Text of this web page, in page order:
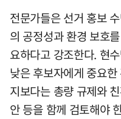
전문가들은 선거 홍보
의 공정성과 환경 보호
요하다고 강조한다. 현
낮은 후보자에게 중요
지보다는 총량 규제와
안 등을 함께 검토해야